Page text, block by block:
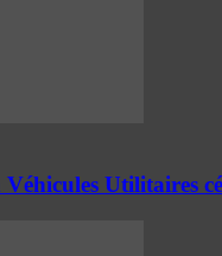
Véhicules Utilitaires